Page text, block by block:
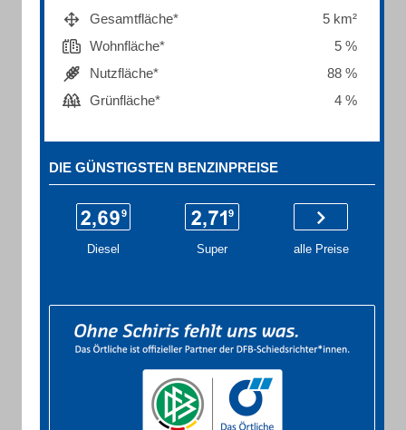
Gesamtfläche*
5 km²
Wohnfläche*
5 %
Nutzfläche*
88 %
Grünfläche*
4 %
DIE GÜNSTIGSTEN BENZINPREISE
Diesel Super alle Preise